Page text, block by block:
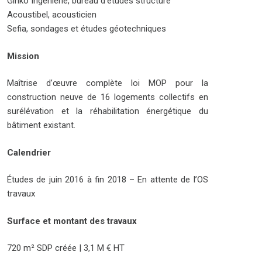
Acoustibel, acousticien
Sefia, sondages et études géotechniques
Mission
Maîtrise d’œuvre complète loi MOP pour la
construction neuve de 16 logements collectifs en
surélévation et la réhabilitation énergétique du
bâtiment existant.
Calendrier
Études de juin 2016 à fin 2018 – En attente de l’OS
travaux
Surface et montant des travaux
720 m² SDP créée | 3,1 M € HT